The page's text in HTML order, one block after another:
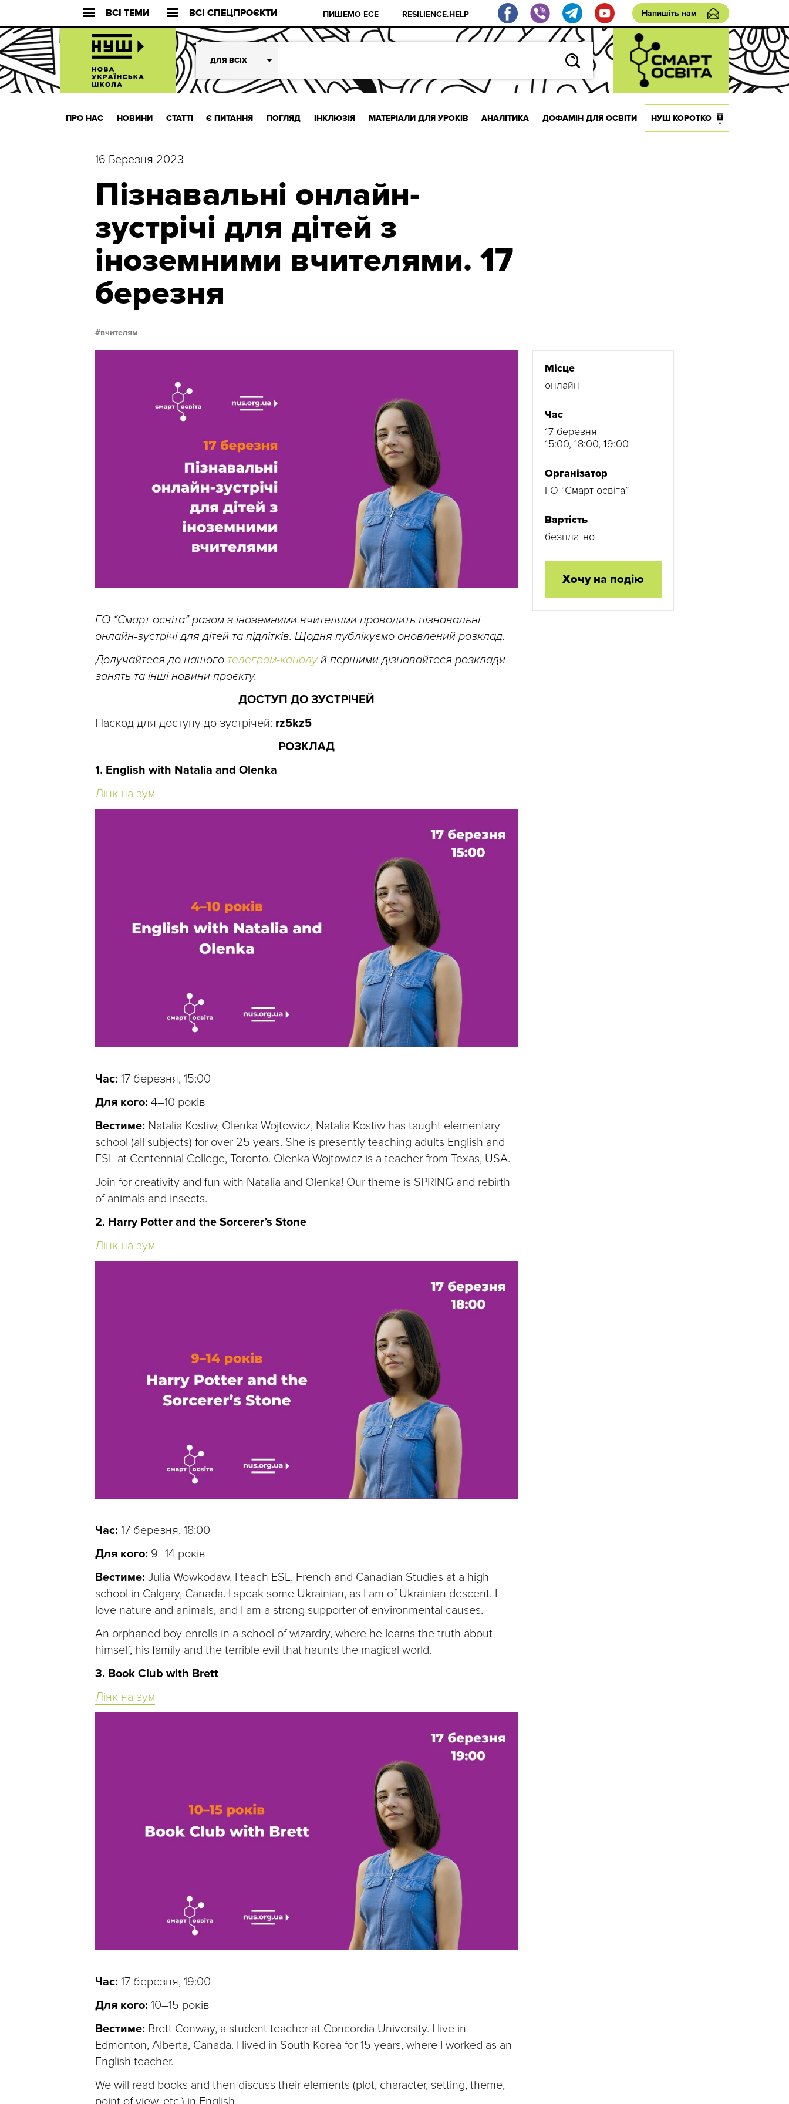
ВСІ ТЕМИ ВСІ СПЕЦПРОЄКТИ ПИШЕМО ЕСЕ RESILIENCE.HELP Напишіть нам
ДЛЯ ВСІХ
ПРО НАС НОВИНИ СТАТТІ Є ПИТАННЯ ПОГЛЯД ІНКЛЮЗІЯ МАТЕРІАЛИ ДЛЯ УРОКІВ АНАЛІТИКА ДОФАМІН ДЛЯ ОСВІТИ НУШ КОРОТКО
16 Березня 2023
Пізнавальні онлайн-
зустрічі для дітей з
іноземними вчителями. 17
березня
вчителям
ГО “Смарт освіта” разом з іноземними вчителями проводить пізнавальні
онлайн-зустрічі для дітей та підлітків. Щодня публікуємо оновлений розклад.
Долучайтеся до нашого телеграм-каналуй першими дізнавайтеся розклади
занять та інші новини проєкту.
ДОСТУП ДО ЗУСТРІЧЕЙ
Паскод для доступу до зустрічей: rz5kz5
РОЗКЛАД
1. English with Natalia and Olenka
Лінк на зум
Час: 17 березня, 15:00
Для кого: 4–10 років
Вестиме: Natalia Kostiw, Olenka Wojtowicz, Natalia Kostiw has taught elementary
school (all subjects) for over 25 years. She is presently teaching adults English and
ESL at Centennial College, Toronto. Olenka Wojtowicz is a teacher from Texas, USA.
Join for creativity and fun with Natalia and Olenka! Our theme is SPRING and rebirth
of animals and insects.
2. Harry Potter and the Sorcerer’s Stone
Лінк на зум
Час: 17 березня, 18:00
Для кого: 9–14 років
Вестиме: Julia Wowkodaw, I teach ESL, French and Canadian Studies at a high
school in Calgary, Canada. I speak some Ukrainian, as I am of Ukrainian descent. I
love nature and animals, and I am a strong supporter of environmental causes.
An orphaned boy enrolls in a school of wizardry, where he learns the truth about
himself, his family and the terrible evil that haunts the magical world.
3. Book Club with Brett
Лінк на зум
Час: 17 березня, 19:00
Для кого: 10–15 років
Вестиме: Brett Conway, a student teacher at Concordia University. I live in
Edmonton, Alberta, Canada. I lived in South Korea for 15 years, where I worked as an
English teacher.
We will read books and then discuss their elements (plot, character, setting, theme,
Місце
онлайн
Час
17 березня
15:00, 18:00, 19:00
Організатор
ГО “Смарт освіта”
Вартість
безплатно
Хочу на подію